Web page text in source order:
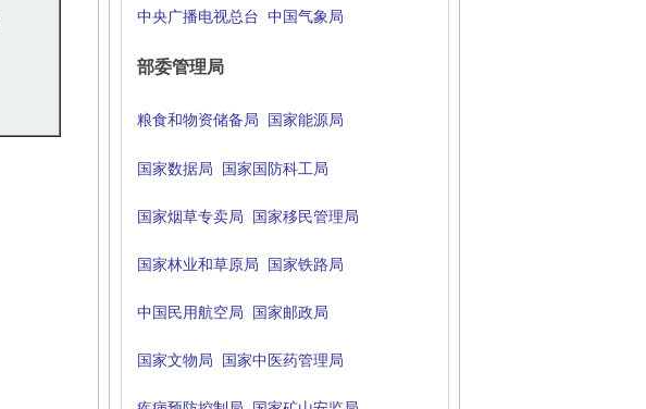
中央广播电视总台 中国气象局
部委管理局
粮食和物资储备局 国家能源局
国家数据局 国家国防科工局
国家烟草专卖局 国家移民管理局
国家林业和草原局 国家铁路局
中国民用航空局 国家邮政局
国家文物局 国家中医药管理局